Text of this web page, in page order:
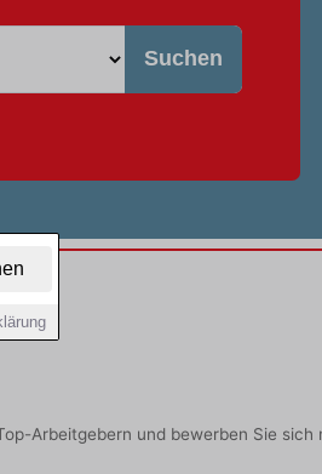
Suchen
Arbeitgebern und bewerben Sie sich